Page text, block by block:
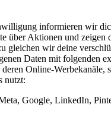
informieren wir
über Aktionen und zeigen
gleichen wir deine
Daten mit folgenden
Online-Werbekanäle,
nutzt:
Google, LinkedIn,